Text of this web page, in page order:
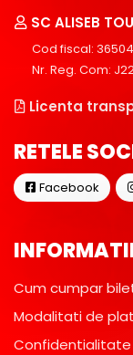
SC ALISEB
Cod fiscal:
Nr. Reg. Com:
Licenta
RETELE
Facebook
Cum cumpar
Modalitati de
Confidentialitate